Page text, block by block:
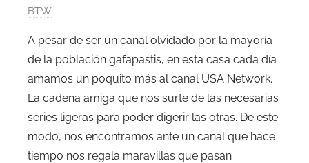
BTW
A pesar de ser un canal olvidado por la mayoría
de la población gafapastis, en esta casa cada día
amamos un poquito más al canal USA Network.
La cadena amiga que nos surte de las necesarias
series ligeras para poder digerir las otras. De este
modo, nos encontramos ante un canal que hace
tiempo nos regala maravillas que pasan